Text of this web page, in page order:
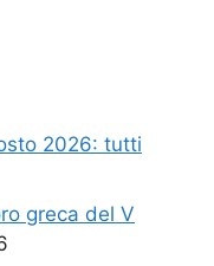
2026: tutti
greca del V